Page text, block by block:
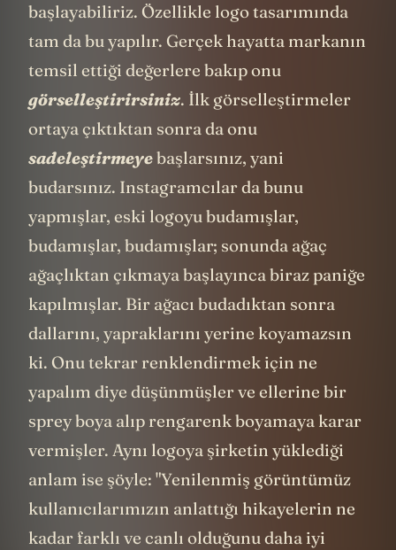
başlayabiliriz. Özellikle logo tasarımında
tam da bu yapılır. Gerçek hayatta markanın
temsil ettiği değerlere bakıp onu
görselleştirirsiniz. İlk görselleştirmeler
ortaya çıktıktan sonra da onu
sadeleştirmeyebaşlarsınız, yani
budarsınız. Instagramcılar da bunu
yapmışlar, eski logoyu budamışlar,
budamışlar, budamışlar; sonunda ağaç
ağaçlıktan çıkmaya başlayınca biraz paniğe
kapılmışlar. Bir ağacı budadıktan sonra
dallarını, yapraklarını yerine koyamazsın
ki. Onu tekrar renklendirmek için ne
yapalım diye düşünmüşler ve ellerine bir
sprey boya alıp rengarenk boyamaya karar
vermişler. Aynı logoya şirketin yüklediği
anlam ise şöyle: "Yenilenmiş görüntümüz
kullanıcılarımızın anlattığı hikayelerin ne
kadar farklı ve canlı olduğunu daha iyi